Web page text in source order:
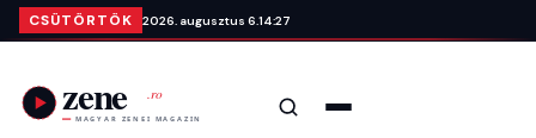
Ugrás a tartalomra
CSÜTÖRTÖK 2026. augusztus 6. 14:27
Keresés